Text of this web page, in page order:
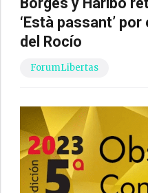
‘Està passant’
del Rocío
ForumLibertas